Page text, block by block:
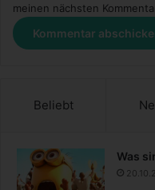
meinen nächsten
Beliebt
Was